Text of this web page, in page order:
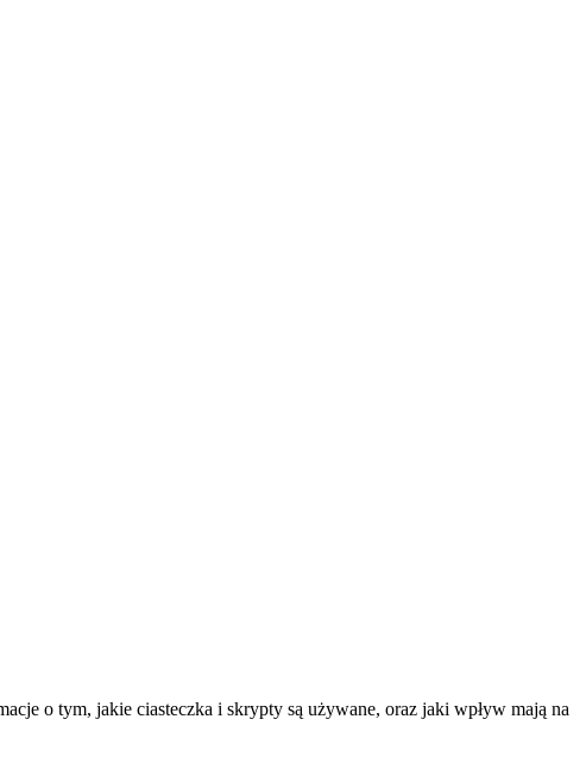
o tym, jakie ciasteczka i skrypty są używane, oraz jaki wpływ mają na